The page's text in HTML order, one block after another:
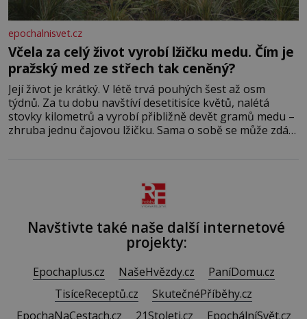
epochalnisvet.cz
Včela za celý život vyrobí lžičku medu. Čím je
pražský med ze střech tak ceněný?
Její život je krátký. V létě trvá pouhých šest až osm
týdnů. Za tu dobu navštíví desetitisíce květů, nalétá
stovky kilometrů a vyrobí přibližně devět gramů medu –
zhruba jednu čajovou lžičku. Sama o sobě se může zdát
Navštivte také naše další internetové
projekty:
Epochaplus.cz NašeHvězdy.cz
PaníDomu.cz
TisíceReceptů.cz
SkutečnéPříběhy.cz
EpochaNaCestach.cz
21Stoleti.cz EpochálníSvět.cz